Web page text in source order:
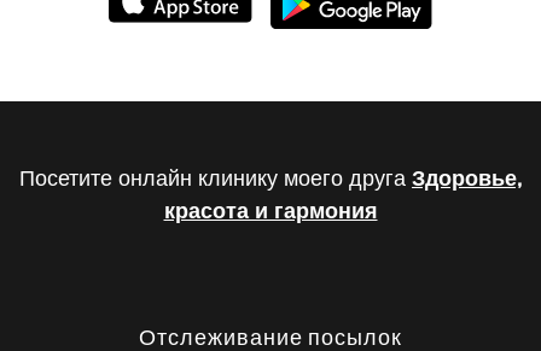
Посетите онлайн клинику моего друга Здоровье,
красота и гармония
Отслеживание посылок